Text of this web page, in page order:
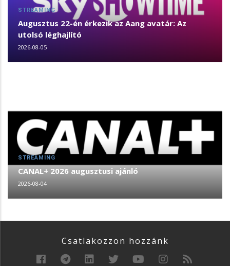
STREAMING
Augusztus 22-én érkezik az Aang avatár: Az
utolsó léghajlító
2026-08-05
STREAMING
CANAL+ 2026 augusztusi ajánló
2026-08-04
Csatlakozzon hozzánk